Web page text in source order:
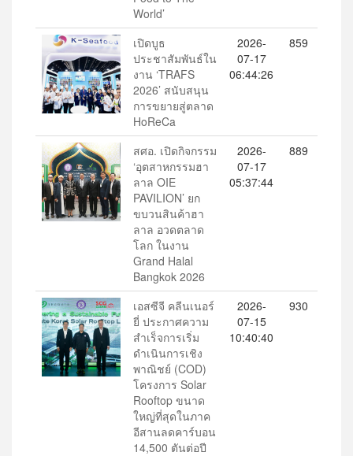
World’
เปิดบูธ
ประชาสัมพันธ์ใน
งาน ‘TRAFS
2026’ สนับสนุน
การขยายสู่ตลาด
HoReCa
2026-
07-17
06:44:26
859
สศอ. เปิดกิจกรรม
‘อุตสาหกรรมฮา
ลาล OIE
PAVILION’ ยก
ขบวนสินค้าฮา
ลาล อวดตลาด
โลก ในงาน
Grand Halal
Bangkok 2026
2026-
07-17
05:37:44
889
เอสซีจี คลีนเนอร์
ยี่ ประกาศความ
สำเร็จการเริ่ม
ดำเนินการเชิง
พาณิชย์ (COD)
โครงการ Solar
Rooftop ขนาด
ใหญ่ที่สุดในภาค
อีสานลดคาร์บอน
14,500 ตันต่อปี
2026-
07-15
10:40:40
930